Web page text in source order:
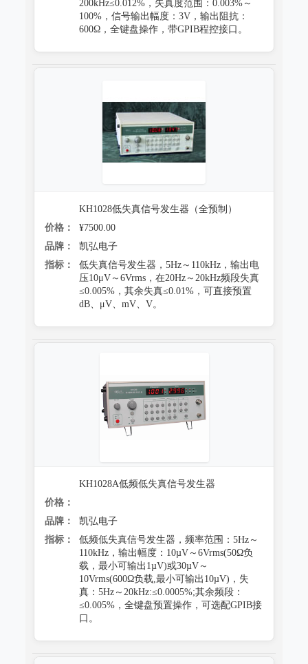
200kHz≤0.012%，失真度范围：0.003%～
100%，信号输出幅度：3V，输出阻抗：
600Ω，全键盘操作，带GPIB程控接口。
KH1028低失真信号发生器（全预制）
价格：
¥7500.00
品牌：
凯弘电子
指标：
低失真信号发生器，5Hz～110kHz，输出电
压10μV～6Vrms，在20Hz～20kHz频段失真
≤0.005%，其余失真≤0.01%，可直接预置
dB、μV、mV、V。
KH1028A低频低失真信号发生器
价格：
品牌：
凯弘电子
指标：
低频低失真信号发生器，频率范围：5Hz～
110kHz，输出幅度：10µV～6Vrms(50Ω负
载，最小可输出1µV)或30µV～
10Vrms(600Ω负载,最小可输出10µV)，失
真：5Hz～20kHz:≤0.0005%;其余频段：
≤0.005%，全键盘预置操作，可选配GPIB接
口。